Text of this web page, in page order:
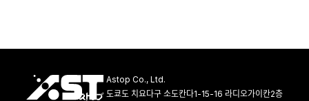
Astop Co., Ltd.
도쿄도 치요다구 소도칸다1-15-16 라디오가이칸2층